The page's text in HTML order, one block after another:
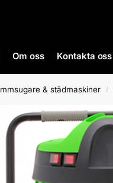
Om oss Kontakta oss
& städmaskiner /